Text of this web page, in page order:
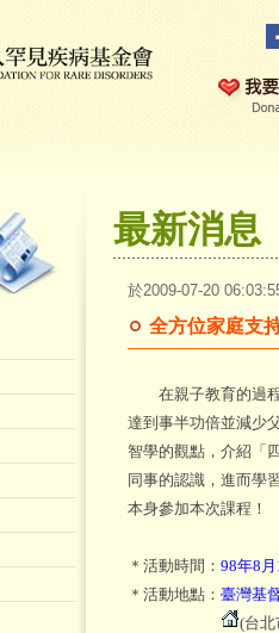
最新消息
於2009-07-20
全方位家庭支
在親子教育的過程
達到事半功倍並減少
智學的觀點，介紹「
同事的認識，進而學
本身參加本次課程！
＊活動時間： 98年8
＊活動地點： 臺灣基
(台北